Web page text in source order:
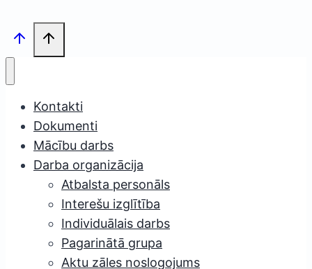
Kontakti
Dokumenti
Mācību darbs
Darba organizācija
Atbalsta personāls
Interešu izglītība
Individuālais darbs
Pagarinātā grupa
Aktu zāles noslogojums